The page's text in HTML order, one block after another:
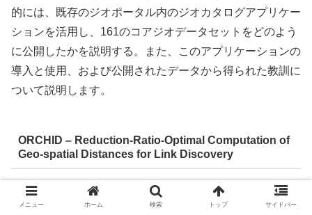
的には、既存のジオポータル内のジオカタログアプリケー
ションを活用し、161のコアジオデータセットをどのよう
に公開したかを説明する。また、このアプリケーションの
導入と使用、および公開されたデータから得られた教訓に
ついて説明します。
ORCHID – Reduction-Ratio-Optimal Computation of
Geo-spatial Distances for Link Discovery
ORCHID – Reduction-Ratio-Optimal Computation of
Geo-spatial Distances for Link Discovery。 知識ベース
メニュー ホーム 検索 トップ サイドバー